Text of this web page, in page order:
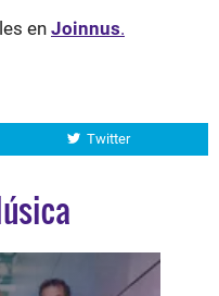
en Joinnus.
Twitter